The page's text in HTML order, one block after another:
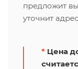
предложит
уточнит
* Цена